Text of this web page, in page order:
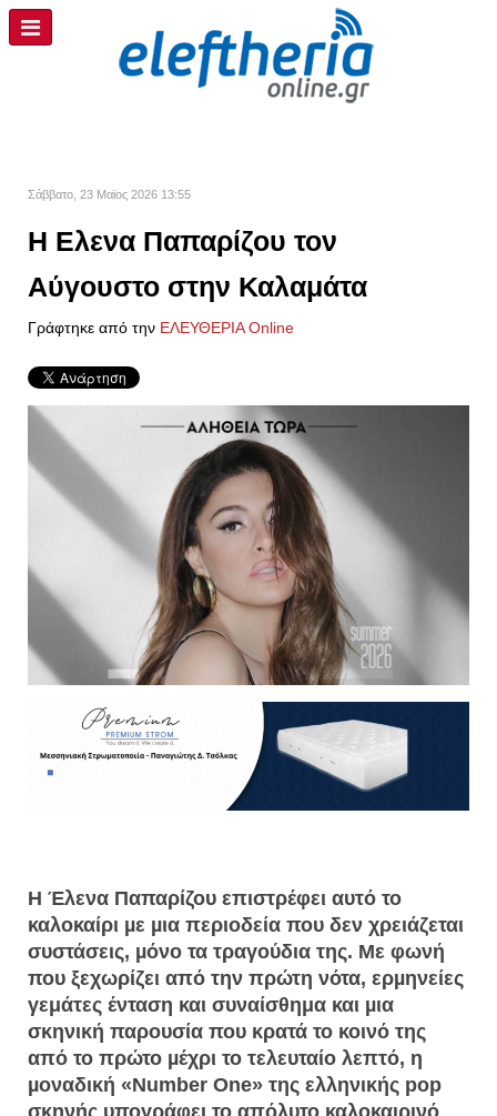
Σάββατο, 23 Μαϊος 2026 13:55
Η Eλενα Παπαρίζου τον
Αύγουστο στην Καλαμάτα
Γράφτηκε από την ΕΛΕΥΘΕΡΙΑ Online
Η Έλενα Παπαρίζου επιστρέφει αυτό το
καλοκαίρι µε µια περιοδεία που δεν χρειάζεται
συστάσεις, µόνο τα τραγούδια της. Με φωνή
που ξεχωρίζει από την πρώτη νότα, ερµηνείες
γεμάτες ένταση και συναίσθημα και µια
σκηνική παρουσία που κρατά το κοινό της
από το πρώτο µέχρι το τελευταίο λεπτό, η
µοναδική «Number One» της ελληνικής pop